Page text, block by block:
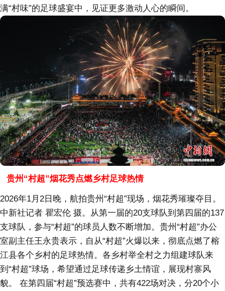
满“村味”的足球盛宴中，见证更多激动人心的瞬间。
贵州“村超”烟花秀点燃乡村足球热情
2026年1月2日晚，航拍贵州“村超”现场，烟花秀璀璨夺目。
中新社记者 瞿宏伦 摄。从第一届的20支球队到第四届的137
支球队，参与“村超”的球员人数不断增加。贵州“村超”办公
室副主任王永贵表示，自从“村超”火爆以来，彻底点燃了榕
江县各个乡村的足球热情。各乡村举全村之力组建球队来
到“村超”球场，希望通过足球传递乡土情谊，展现村寨风
貌。 在第四届“村超”预选赛中，共有422场对决，分20个小